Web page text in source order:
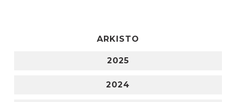
ARKISTO
2025
2024